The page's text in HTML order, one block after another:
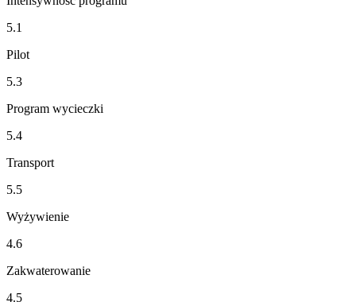
5.1
Pilot
5.3
Program wycieczki
5.4
Transport
5.5
Wyżywienie
4.6
Zakwaterowanie
4.5